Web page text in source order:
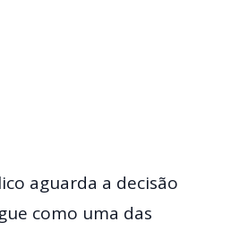
aguarda a decisão
como uma das